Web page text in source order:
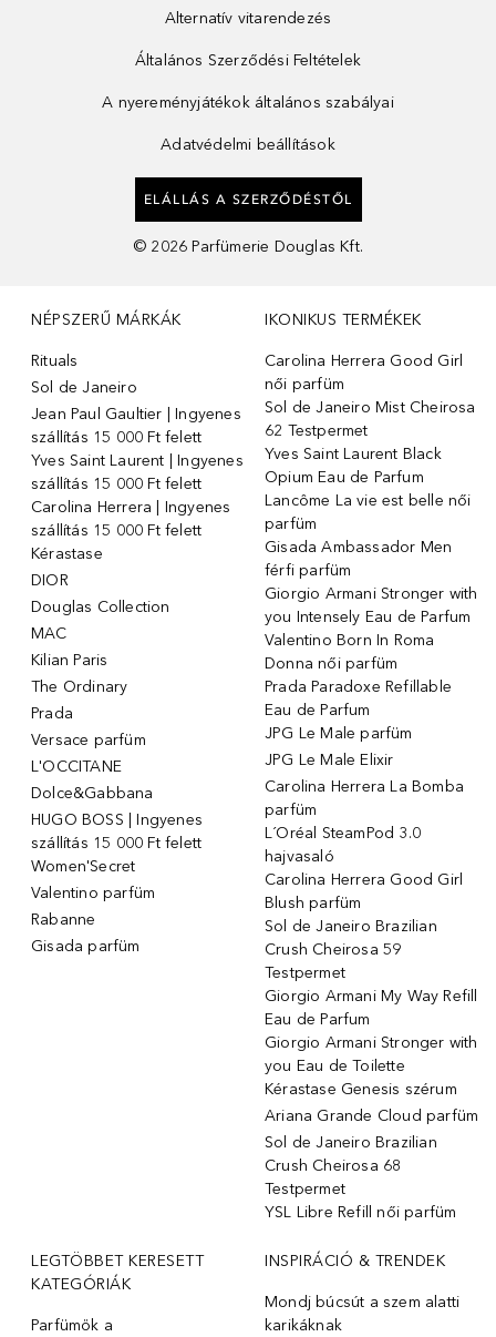
Alternatív vitarendezés
Általános Szerződési Feltételek
A nyereményjátékok általános szabályai
Adatvédelmi beállítások
ELÁLLÁS A SZERZŐDÉSTŐL
© 2026 Parfümerie Douglas Kft.
NÉPSZERŰ MÁRKÁK
Rituals
Sol de Janeiro
Jean Paul Gaultier | Ingyenes
szállítás 15 000 Ft felett
Yves Saint Laurent | Ingyenes
szállítás 15 000 Ft felett
Carolina Herrera | Ingyenes
szállítás 15 000 Ft felett
Kérastase
DIOR
Douglas Collection
MAC
Kilian Paris
The Ordinary
Prada
Versace parfüm
L'OCCITANE
Dolce&Gabbana
HUGO BOSS | Ingyenes
szállítás 15 000 Ft felett
Women'Secret
Valentino parfüm
Rabanne
Gisada parfüm
IKONIKUS TERMÉKEK
Carolina Herrera Good Girl
női parfüm
Sol de Janeiro Mist Cheirosa
62 Testpermet
Yves Saint Laurent Black
Opium Eau de Parfum
Lancôme La vie est belle női
parfüm
Gisada Ambassador Men
férfi parfüm
Giorgio Armani Stronger with
you Intensely Eau de Parfum
Valentino Born In Roma
Donna női parfüm
Prada Paradoxe Refillable
Eau de Parfum
JPG Le Male parfüm
JPG Le Male Elixir
Carolina Herrera La Bomba
parfüm
L´Oréal SteamPod 3.0
hajvasaló
Carolina Herrera Good Girl
Blush parfüm
Sol de Janeiro Brazilian
Crush Cheirosa 59
Testpermet
Giorgio Armani My Way Refill
Eau de Parfum
Giorgio Armani Stronger with
you Eau de Toilette
Kérastase Genesis szérum
Ariana Grande Cloud parfüm
Sol de Janeiro Brazilian
Crush Cheirosa 68
Testpermet
YSL Libre Refill női parfüm
LEGTÖBBET KERESETT
KATEGÓRIÁK
Parfümök ️a
INSPIRÁCIÓ & TRENDEK
Mondj búcsút a szem alatti
karikáknak